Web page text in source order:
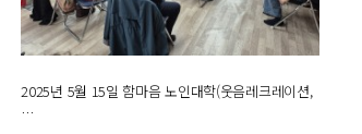
2025년 5월 15일 함마음 노인대학(웃음레크레이션,
…